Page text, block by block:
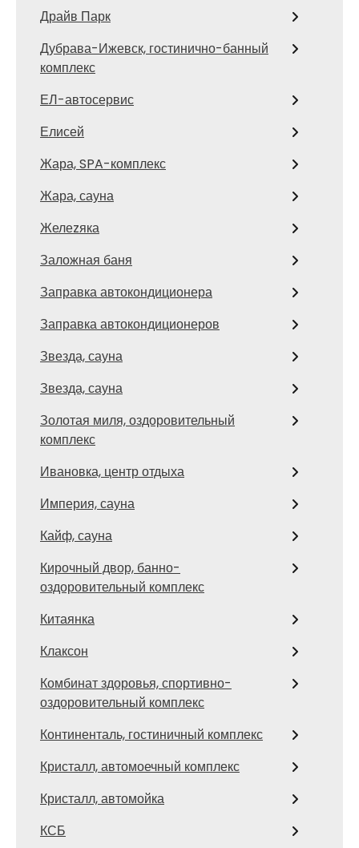
Драйв Парк
Дубрава-Ижевск, гостинично-банный
комплекс
ЕЛ-автосервис
Елисей
Жара, SPA-комплекс
Жара, сауна
Желеzяка
Заложная баня
Заправка автокондиционера
Заправка автокондиционеров
Звезда, сауна
Звезда, сауна
Золотая миля, оздоровительный
комплекс
Ивановка, центр отдыха
Империя, сауна
Кайф, сауна
Кирочный двор, банно-
оздоровительный комплекс
Китаянка
Клаксон
Комбинат здоровья, спортивно-
оздоровительный комплекс
Континенталь, гостиничный комплекс
Кристалл, автомоечный комплекс
Кристалл, автомойка
КСБ